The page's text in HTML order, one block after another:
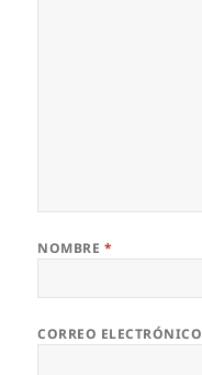
NOMBRE *
CORREO ELECTRÓNICO